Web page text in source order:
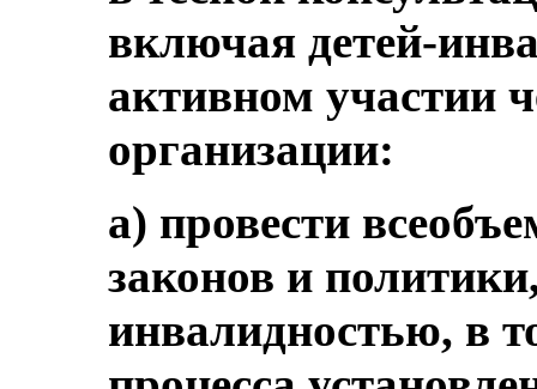
включая детей-
активном участии
организации:
a) провести
законов и
инвалидностью, в